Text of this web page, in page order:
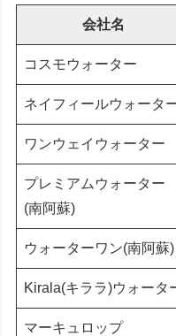
会社名
コスモウォーター
ネイフィールウォータ
ワンウェイウォーター
プレミアムウォーター
(南阿蘇)
ウォーターワン(南阿蘇)
Kirala(キララ)ウォータ
マーキュロップ